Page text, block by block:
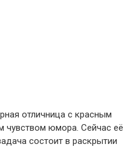
отличница с красным
чувством юмора. Сейчас её
состоит в раскрытии